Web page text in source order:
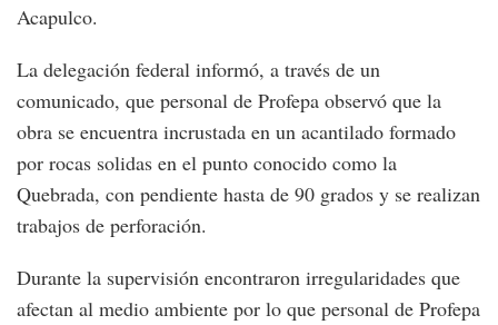
Acapulco.
La delegación federal informó, a través de un
comunicado, que personal de Profepa observó que la
obra se encuentra incrustada en un acantilado formado
por rocas solidas en el punto conocido como la
Quebrada, con pendiente hasta de 90 grados y se realizan
trabajos de perforación.
Durante la supervisión encontraron irregularidades que
afectan al medio ambiente por lo que personal de Profepa